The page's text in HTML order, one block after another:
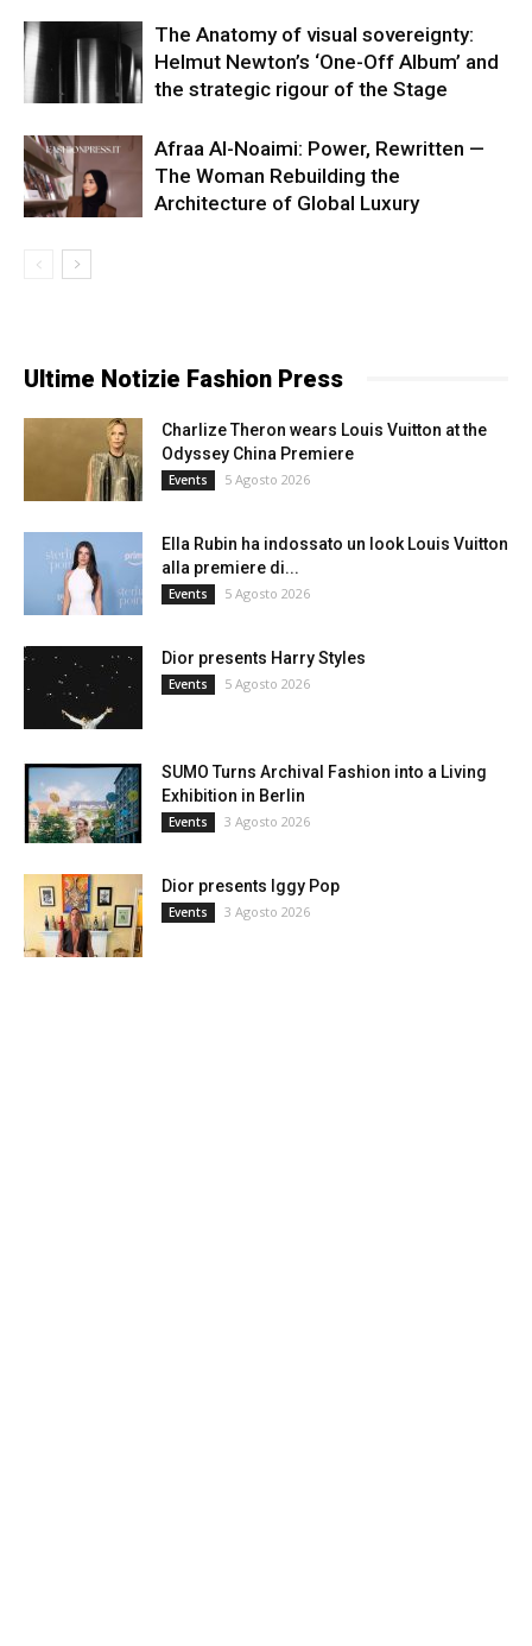
The Anatomy of visual sovereignty:
Helmut Newton’s ‘One-Off Album’ and
the strategic rigour of the Stage
Afraa Al-Noaimi: Power, Rewritten —
The Woman Rebuilding the
Architecture of Global Luxury
Ultime Notizie Fashion Press
Charlize Theron wears Louis Vuitton at the
Odyssey China Premiere
Events 5 Agosto 2026
Ella Rubin ha indossato un look Louis Vuitton
alla premiere di...
Events 5 Agosto 2026
Dior presents Harry Styles
Events 5 Agosto 2026
SUMO Turns Archival Fashion into a Living
Exhibition in Berlin
Events 3 Agosto 2026
Dior presents Iggy Pop
Events 3 Agosto 2026